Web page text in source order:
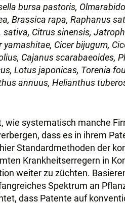
bursa pastoris,
Brassica rapa, Raphanus
sativa, Citrus sinensis,
Cicer bijugum,
Cajanus scarabaeoides,
Lotus japonicas, Torenia
annuus, Helianthus
wie systematisch manche
dass es in ihrem
Standardmethoden der
Krankheitserregern in
weiter zu züchten.
Spektrum an
dass Patente auf